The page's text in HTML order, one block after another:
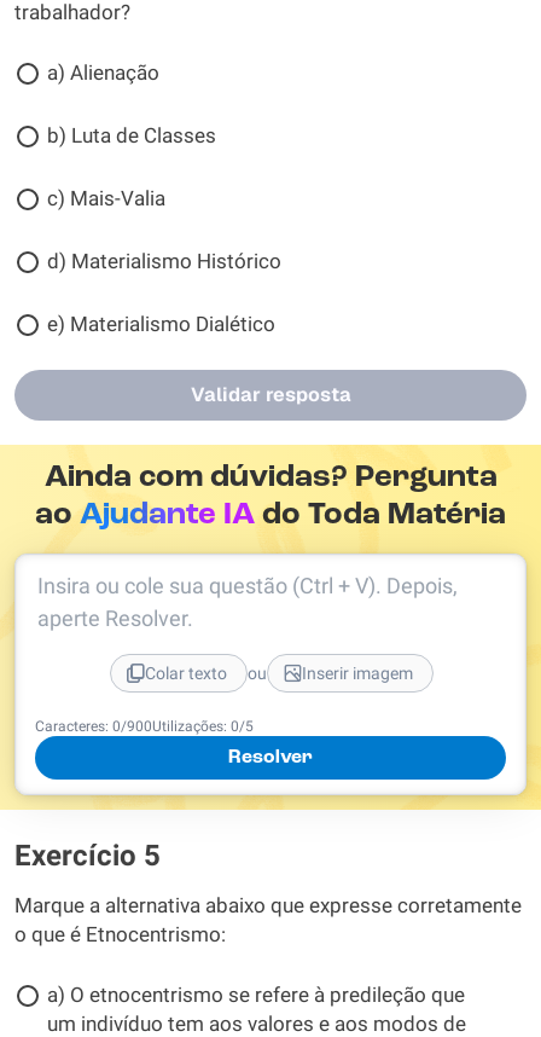
trabalhador?
a) Alienação
b) Luta de Classes
c) Mais-Valia
d) Materialismo Histórico
e) Materialismo Dialético
Validar resposta
Ainda com dúvidas? Pergunta
aoAjudante IA do Toda Matéria
Caracteres: 0/900Utilizações: 0/5
Resolver
Insira ou cole sua questão (Ctrl + V). Depois,
aperte Resolver.
Colar texto ou Inserir imagem
Exercício 5
Marque a alternativa abaixo que expresse corretamente
o que é Etnocentrismo:
a) O etnocentrismo se refere à predileção que
um indivíduo tem aos valores e aos modos de